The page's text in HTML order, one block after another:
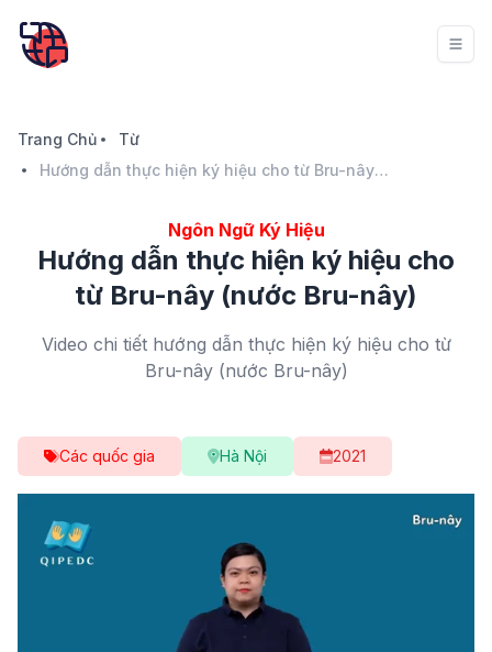
Trang Chủ
Từ
Hướng dẫn thực hiện ký hiệu cho từ Bru-nây (nước Bru-nây)
Ngôn Ngữ Ký Hiệu
Hướng dẫn thực hiện ký hiệu cho
từ Bru-nây (nước Bru-nây)
Video chi tiết hướng dẫn thực hiện ký hiệu cho từ
Bru-nây (nước Bru-nây)
Các quốc gia Hà Nội 2021